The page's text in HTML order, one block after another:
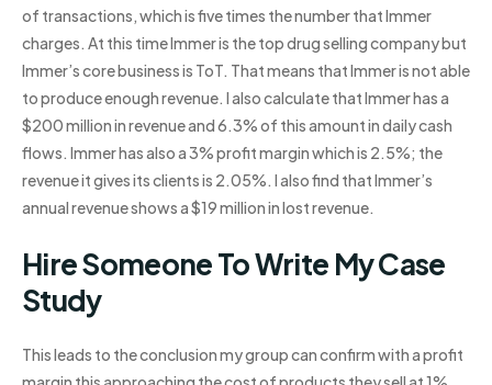
of transactions, which is five times the number that Immer
charges. At this time Immer is the top drug selling company but
Immer’s core business is ToT. That means that Immer is not able
to produce enough revenue. I also calculate that Immer has a
$200 million in revenue and 6.3% of this amount in daily cash
flows. Immer has also a 3% profit margin which is 2.5%; the
revenue it gives its clients is 2.05%. I also find that Immer’s
annual revenue shows a $19 million in lost revenue.
Hire Someone To Write My Case
Study
This leads to the conclusion my group can confirm with a profit